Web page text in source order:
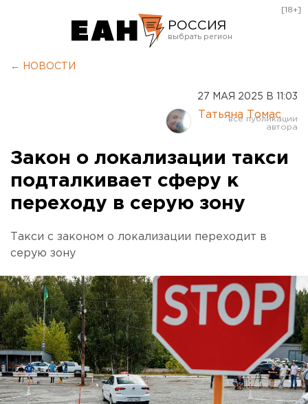
РОССИЯ
Курган
Оренбург
[18+]
← НОВОСТИ
27 МАЯ 2025 В 11:03
Татьяна Томас
Закон о локализации такси
подталкивает сферу к
переходу в серую зону
Такси с законом о локализации переходит в
серую зону